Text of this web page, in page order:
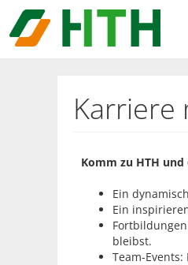
Karriere
Komm zu HTH und
Ein
Ein
bleibst.
Team-